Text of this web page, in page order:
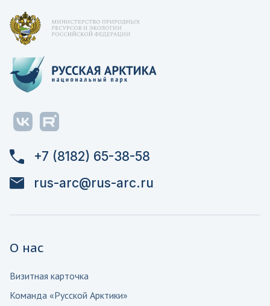
+7 (8182) 65-38-58
rus-arc@rus-arc.ru
О нас
Визитная карточка
Команда «Русской Арктики»